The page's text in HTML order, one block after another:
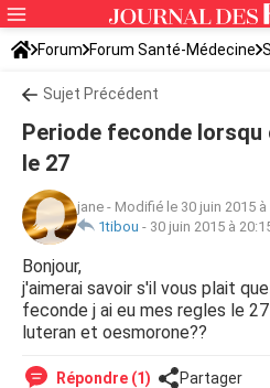
Forum Forum Santé-Médecine
Ovulation
Sujet Précédent
Periode feconde lorsqu
le 27
jane - Modifié le 30 juin 2015 à
1tibou - 30 juin 2015 à
Bonjour,
j'aimerai savoir s'il vous plait
feconde j ai eu mes regles le
luteran et oesmorone??
Répondre (1) Partager